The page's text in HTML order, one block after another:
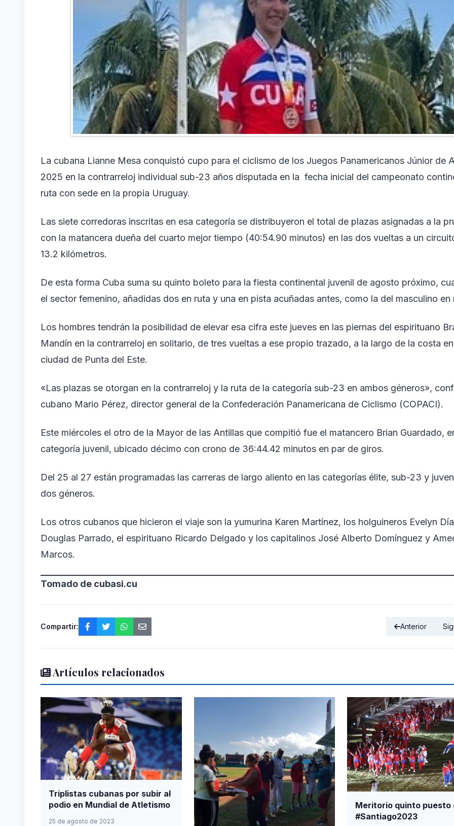
La cubana Lianne Mesa conquistó cupo para el ciclismo de los Juegos Panamericanos Júnior de
2025 en la contrarreloj individual sub-23 años disputada en la fecha inicial del campeonato
ruta con sede en la propia Uruguay.
Las siete corredoras inscritas en esa categoría se distribuyeron el total de plazas asignadas a la
con la matancera dueña del cuarto mejor tiempo (40:54.90 minutos) en las dos vueltas a un
13.2 kilómetros.
De esta forma Cuba suma su quinto boleto para la fiesta continental juvenil de agosto próximo,
el sector femenino, añadidas dos en ruta y una en pista acuñadas antes, como la del masculino en
Los hombres tendrán la posibilidad de elevar esa cifra este jueves en las piernas del espirituano
Mandín en la contrarreloj en solitario, de tres vueltas a ese propio trazado, a la largo de la costa
ciudad de Punta del Este.
«Las plazas se otorgan en la contrarreloj y la ruta de la categoría sub-23 en ambos géneros»,
cubano Mario Pérez, director general de la Confederación Panamericana de Ciclismo (COPACI).
Este miércoles el otro de la Mayor de las Antillas que compitió fue el matancero Brian Guardado,
categoría juvenil, ubicado décimo con crono de 36:44.42 minutos en par de giros.
Del 25 al 27 están programadas las carreras de largo aliento en las categorías élite, sub-23 y
dos géneros.
Los otros cubanos que hicieron el viaje son la yumurina Karen Martínez, los holguineros Evelyn
Douglas Parrado, el espirituano Ricardo Delgado y los capitalinos José Alberto Domínguez y
Marcos.
Tomado de cubasi.cu
Compartir: Anterior
Artículos relacionados
Triplistas cubanas por subir al
podio en Mundial de Atletismo
25 de agosto de 2023
Meritorio quinto puesto
#Santiago2023